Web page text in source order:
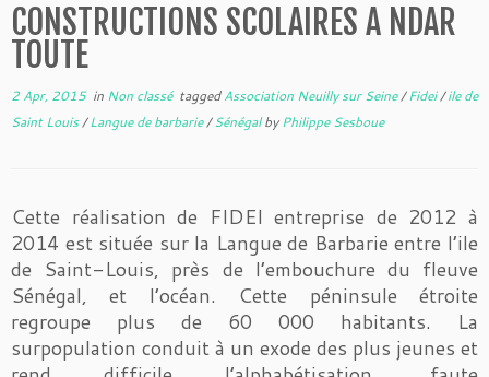
CONSTRUCTIONS SCOLAIRES A NDAR
TOUTE
2 Apr, 2015in Non classé taggedAssociation Neuilly sur Seine/Fidei/ile de
Saint Louis/Langue de barbarie/SénégalbyPhilippe Sesboue
Cette réalisation de FIDEI entreprise de 2012 à
2014 est située sur la Langue de Barbarie entre l’ile
de Saint-Louis, près de l’embouchure du fleuve
Sénégal, et l’océan. Cette péninsule étroite
regroupe plus de 60 000 habitants. La
surpopulation conduit à un exode des plus jeunes et